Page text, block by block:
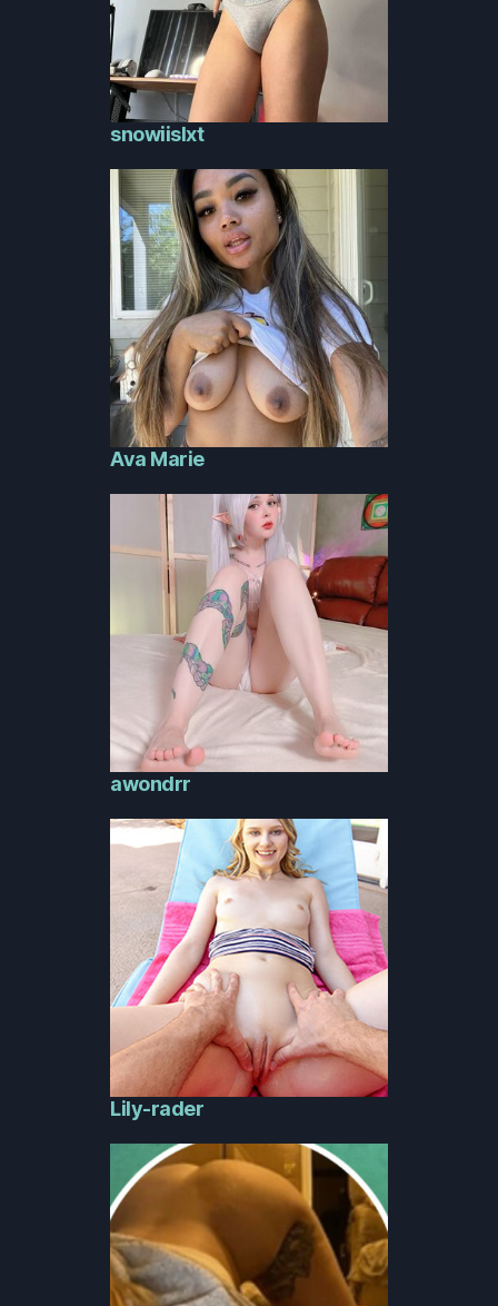
snowiislxt
Ava Marie
awondrr
Lily-rader